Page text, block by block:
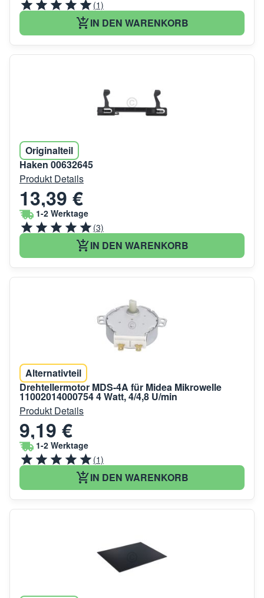
(1)
IN DEN WARENKORB
Originalteil
Haken 00632645
Produkt Details
13,39 €
1-2 Werktage
(3)
IN DEN WARENKORB
Alternativteil
Drehtellermotor MDS-4A für Midea Mikrowelle
11002014000754 4 Watt, 4/4,8 U/min
Produkt Details
9,19 €
1-2 Werktage
(1)
IN DEN WARENKORB